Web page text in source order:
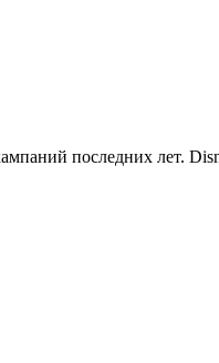
последних лет.